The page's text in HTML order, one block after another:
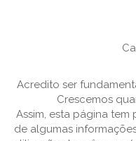
Acredito ser
Crescemos
Assim, esta página
de algumas